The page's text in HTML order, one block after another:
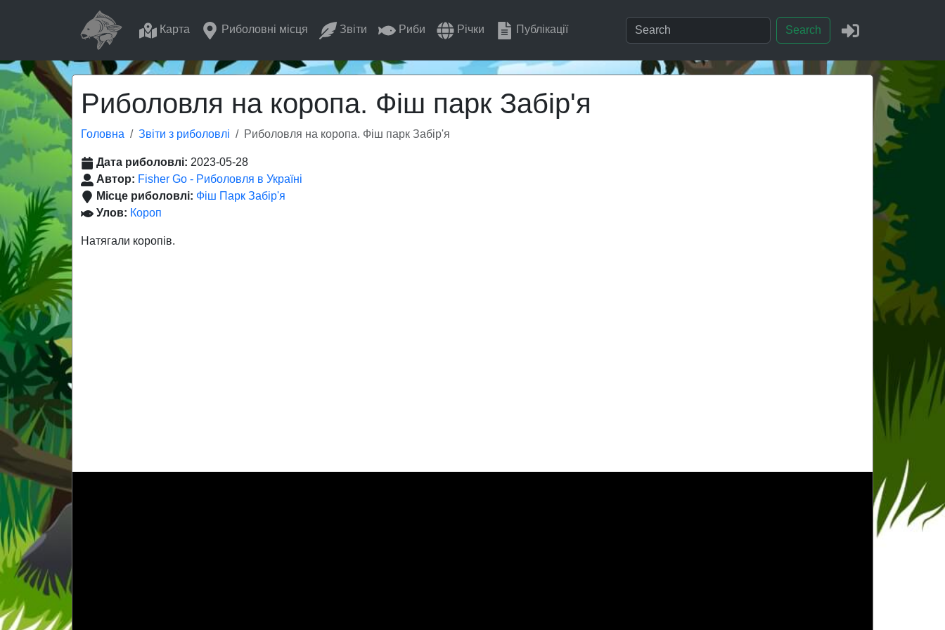
Карта Риболовні місця Звіти Риби Річки Публікації Search
Риболовля на коропа. Фіш парк Забір'я
Головна Звіти з риболовлі Риболовля на коропа. Фіш парк Забір'я
Дата риболовлі: 2023-05-28
Автор: Fisher Go - Риболовля в Україні
Місце риболовлі: Фіш Парк Забір'я
Улов: Короп
Натягали коропів.